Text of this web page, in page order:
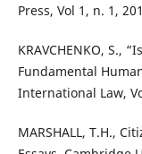
Press, Vol 1, n. 1,
KRAVCHENKO, S.,
Fundamental
International Law,
MARSHALL, T.H.,